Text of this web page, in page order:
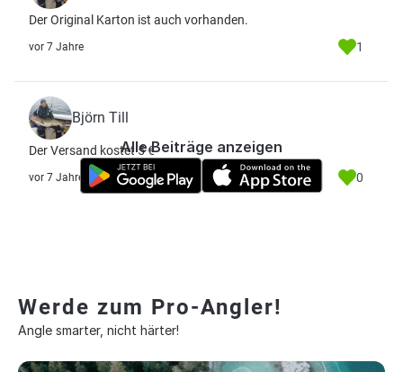
Der Original Karton ist auch vorhanden.
vor 7 Jahre 1
Björn Till
Der Versand kostet 5 €
vor 7 Jahre 0
Alle Beiträge anzeigen
Werde zum Pro-Angler!
Angle smarter, nicht härter!